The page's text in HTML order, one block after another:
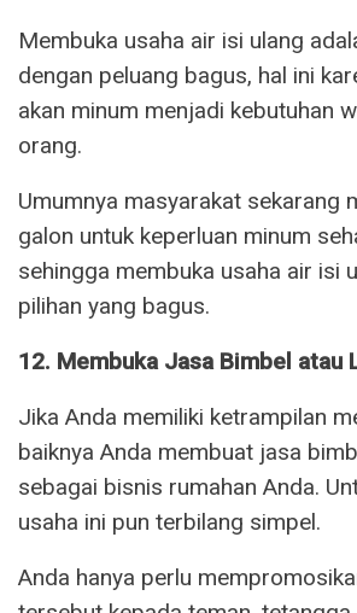
Membuka usaha air isi ulang
dengan peluang bagus, hal ini
akan minum menjadi kebutuhan
orang.
Umumnya masyarakat sekarang
galon untuk keperluan minum
sehingga membuka usaha air isi
pilihan yang bagus.
12. Membuka Jasa Bimbel atau
Jika Anda memiliki ketrampilan
baiknya Anda membuat jasa
sebagai bisnis rumahan Anda.
usaha ini pun terbilang simpel.
Anda hanya perlu